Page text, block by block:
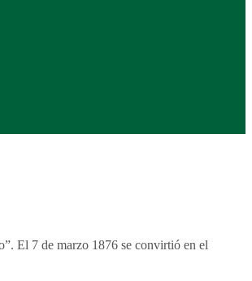
El 7 de marzo 1876 se convirtió en el